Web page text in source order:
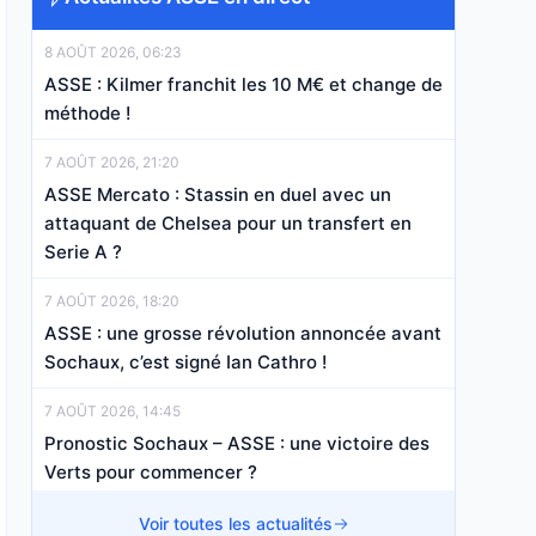
8 AOÛT 2026, 06:23
ASSE : Kilmer franchit les 10 M€ et change de
méthode !
7 AOÛT 2026, 21:20
ASSE Mercato : Stassin en duel avec un
attaquant de Chelsea pour un transfert en
Serie A ?
7 AOÛT 2026, 18:20
ASSE : une grosse révolution annoncée avant
Sochaux, c’est signé Ian Cathro !
7 AOÛT 2026, 14:45
Pronostic Sochaux – ASSE : une victoire des
Verts pour commencer ?
7 AOÛT 2026, 13:07Voir toutes les actualités